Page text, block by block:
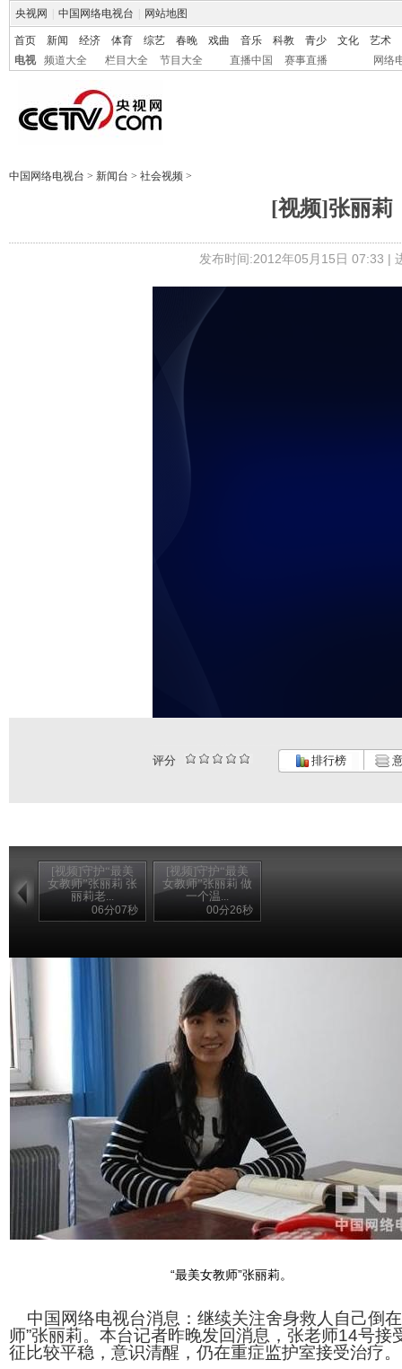
央视网 中国网络电视台 网站地图
首页 新闻 经济 体育 综艺 春晚 戏曲 音乐 科教 青少 文化
艺术
电视
频道大全 栏目大全 节目大全 直播中国 赛事直播 网络
中国网络电视台 > 新闻台 > 社会视频 >
[视频]张丽莉
发布时间:2012年05月15日 07:33 |
评分 排行榜
[视频]守护“最美
女教师”张丽莉 张
丽莉老...
06分07秒
[视频]守护“最美
女教师”张丽莉 做
一个温...
00分26秒
“最美女教师”张丽莉。
中国网络电视台消息：继续关注舍身救人自己倒
师”张丽莉。本台记者昨晚发回消息，张老师14号接
征比较平稳，意识清醒，仍在重症监护室接受治疗。